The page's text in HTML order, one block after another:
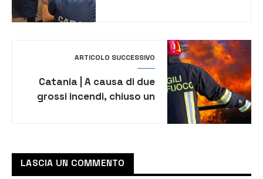
ARTICOLO SUCCESSIVO
Catania | A causa di due
grossi incendi, chiuso un
LASCIA UN COMMENTO